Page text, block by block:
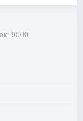
9000